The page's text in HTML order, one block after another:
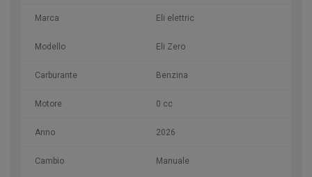
Marca Eli elettric
Modello Eli Zero
Carburante Benzina
Motore 0 cc
Anno 2026
Cambio Manuale